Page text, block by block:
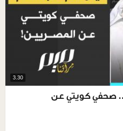
3.30
كويتي عن